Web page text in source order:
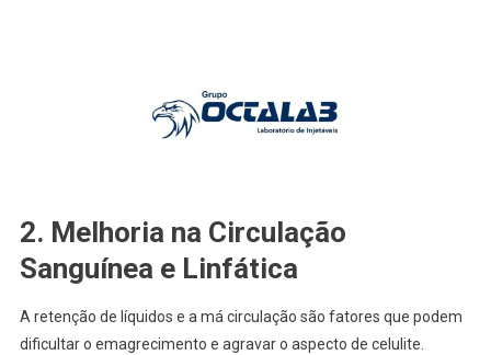
2. Melhoria na Circulação
Sanguínea e Linfática
A retenção de líquidos e a má circulação são fatores que podem
dificultar o emagrecimento e agravar o aspecto de celulite.